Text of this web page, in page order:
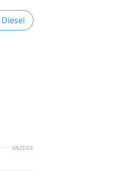
Diesel
ANZEIGE